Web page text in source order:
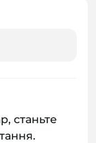
станьте